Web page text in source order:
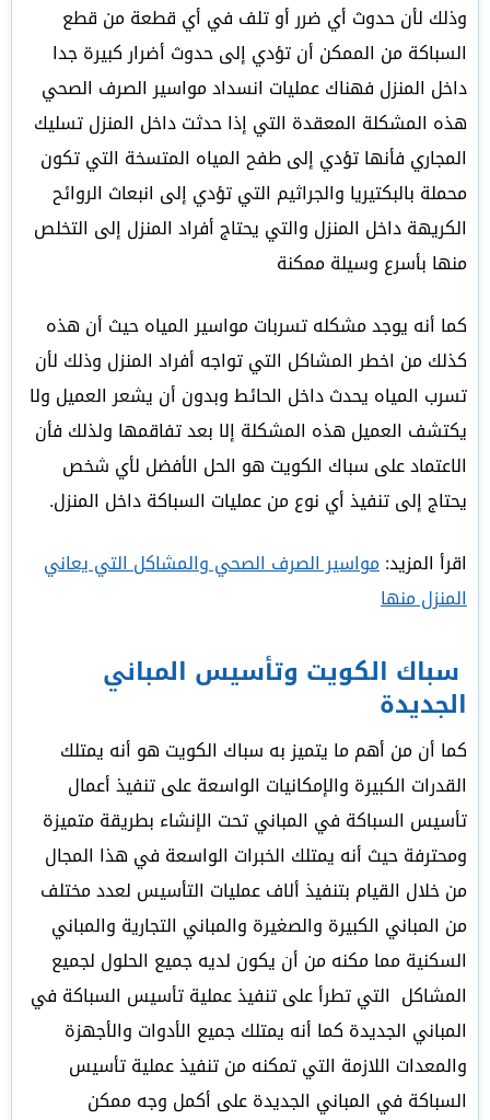
وذلك لأن حدوث أي ضرر أو تلف في أي قطعة من قطع
السباكة من الممكن أن تؤدي إلى حدوث أضرار كبيرة جدا
داخل المنزل فهناك عمليات انسداد مواسير الصرف الصحي
هذه المشكلة المعقدة التي إذا حدثت داخل المنزل تسليك
المجاري فأنها تؤدي إلى طفح المياه المتسخة التي تكون
محملة بالبكتيريا والجراثيم التي تؤدي إلى انبعاث الروائح
الكريهة داخل المنزل والتي يحتاج أفراد المنزل إلى التخلص
منها بأسرع وسيلة ممكنة
كما أنه يوجد مشكله تسربات مواسير المياه حيث أن هذه
كذلك من اخطر المشاكل التي تواجه أفراد المنزل وذلك لأن
تسرب المياه يحدث داخل الحائط وبدون أن يشعر العميل ولا
يكتشف العميل هذه المشكلة إلا بعد تفاقمها ولذلك فأن
الاعتماد على سباك الكويت هو الحل الأفضل لأي شخص
يحتاج إلى تنفيذ أي نوع من عمليات السباكة داخل المنزل.
اقرأ المزيد:مواسير الصرف الصحي والمشاكل التي يعاني
المنزل منها
سباك الكويت وتأسيس المباني
الجديدة
كما أن من أهم ما يتميز به سباك الكويت هو أنه يمتلك
القدرات الكبيرة والإمكانيات الواسعة على تنفيذ أعمال
تأسيس السباكة في المباني تحت الإنشاء بطريقة متميزة
ومحترفة حيث أنه يمتلك الخبرات الواسعة في هذا المجال
من خلال القيام بتنفيذ ألاف عمليات التأسيس لعدد مختلف
من المباني الكبيرة والصغيرة والمباني التجارية والمباني
السكنية مما مكنه من أن يكون لديه جميع الحلول لجميع
المشاكل التي تطرأ على تنفيذ عملية تأسيس السباكة في
المباني الجديدة كما أنه يمتلك جميع الأدوات والأجهزة
والمعدات اللازمة التي تمكنه من تنفيذ عملية تأسيس
السباكة في المباني الجديدة على أكمل وجه ممكن